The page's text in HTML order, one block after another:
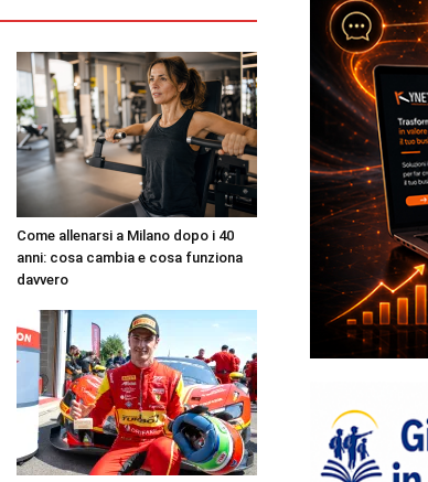
Come allenarsi a Milano dopo i 40
anni: cosa cambia e cosa funziona
davvero